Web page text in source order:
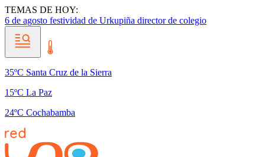
TEMAS DE HOY:
6 de agosto festividad de Urkupiña director de colegio
35ºC Santa Cruz de la Sierra
15ºC La Paz
24ºC Cochabamba